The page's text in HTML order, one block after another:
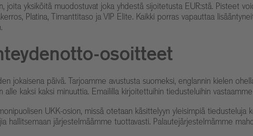
joita yksiköitä muodostuvat joka yhdestä sijoitetusta EUR:stä. Pisteet
Platina, Timanttitaso ja VIP Elite. Kaikki porras vapauttaa
osoitteet
jokaisena päivä. Tarjoamme avustusta suomeksi, englannin kielen
alle kaksi kaksi minuuttia. Emaililla kirjoitettuihin tiedusteluihin
UKK-osion, missä otetaan käsittelyyn yleisimpiä tiedusteluja
hallitsemaan järjestelmäämme tuottavasti. Palautejärjestelmämme